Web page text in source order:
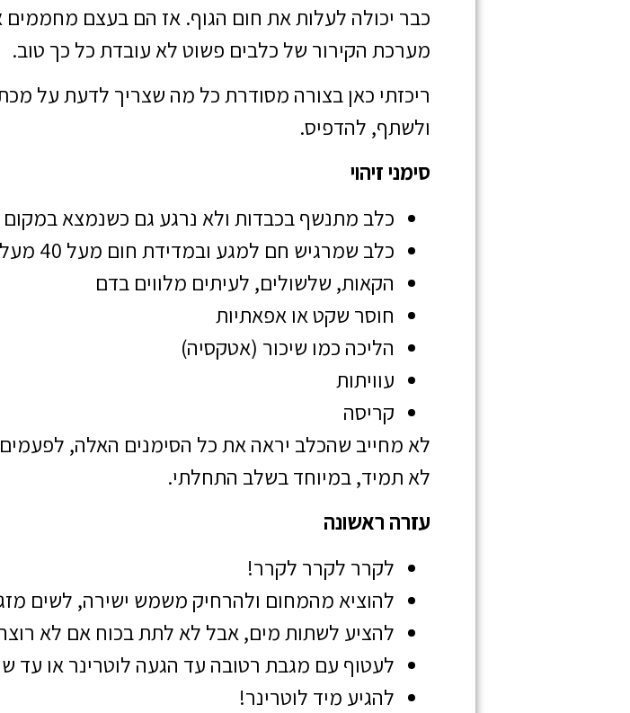
כבר יכולה לעלות את חום הגוף. אז הם בעצם
מערכת הקירור של כלבים פשוט לא עובדת כל כך טוב.
ריכזתי כאן בצורה מסודרת כל מה שצריך לדעת על
ולשתף, להדפיס.
סימני זיהוי
כלב מתנשף בכבדות ולא נרגע גם כשנמצא במקום
כלב שמרגיש חם למגע ובמדידת חום מעל 40 מעלות
הקאות, שלשולים, לעיתים מלווים בדם
חוסר שקט או אפאתיות
הליכה כמו שיכור (אטקסיה)
עוויתות
קריסה
לא מחייב שהכלב יראה את כל הסימנים האלה,
לא תמיד, במיוחד בשלב התחלתי.
עזרה ראשונה
לקרר לקרר לקרר!
להוציא מהמחום ולהרחיק משמש ישירה, לשים
להציע לשתות מים, אבל לא לתת בכוח אם לא
לעטוף עם מגבת רטובה עד הגעה לוטרינר או עד שהחום
להגיע מיד לוטרינר!